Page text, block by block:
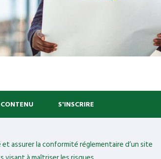
CONTENU S'INSCRIRE
assurer la conformité réglementaire d’un site